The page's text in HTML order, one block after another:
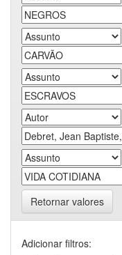
Retornar valores
Adicionar filtros: